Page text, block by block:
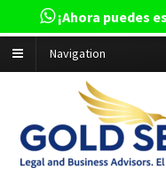
Navigation
¡Ahora puedes